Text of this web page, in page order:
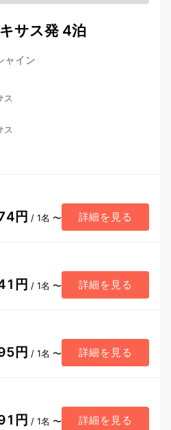
サス発 4泊
ャイン
ス
ス
円 / 1名 〜 詳細を見る
円 / 1名 〜 詳細を見る
円 / 1名 〜 詳細を見る
円 / 1名 〜 詳細を見る